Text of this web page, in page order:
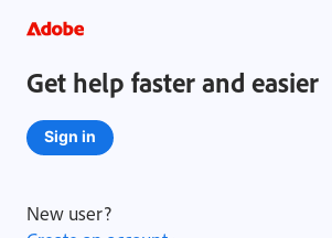
Get help faster and easier
Sign in
New user?